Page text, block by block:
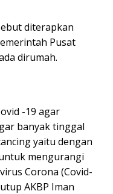
diterapkan
Pusat
dirumah.
-19 agar
banyak tinggal
yaitu dengan
mengurangi
Corona (Covid-
AKBP Iman